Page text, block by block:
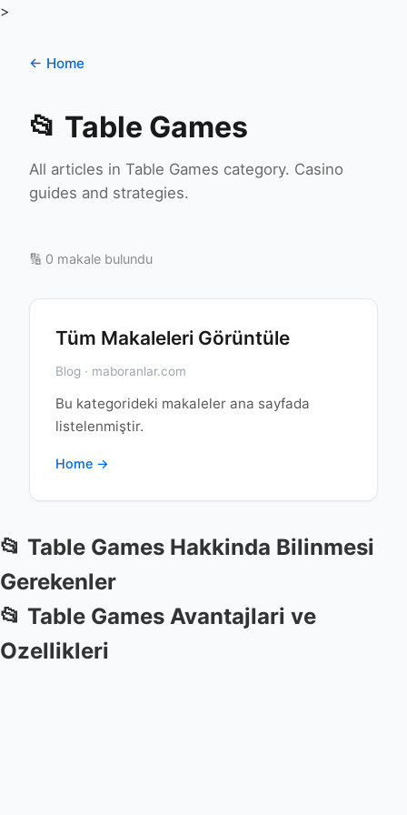
>
← Home
📂 Table Games
All articles in Table Games category. Casino
guides and strategies.
🔢 0 makale bulundu
Tüm Makaleleri Görüntüle
Blog · maboranlar.com
Bu kategorideki makaleler ana sayfada
listelenmiştir.
Home →
📂 Table Games Hakkinda Bilinmesi
Gerekenler
📂 Table Games Avantajlari ve
Ozellikleri